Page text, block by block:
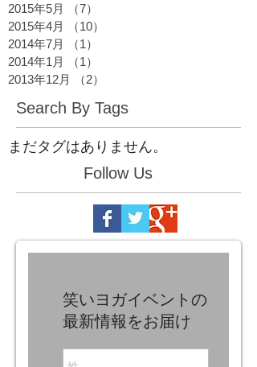
Search By Tags
Follow Us
2015年5月
（7）
2015年4月
（10）
2014年7月
（1）
2014年1月
（1）
2013年12月
（2）
まだタグはありません。
笑いヨガイベントの
最新情報をお届け